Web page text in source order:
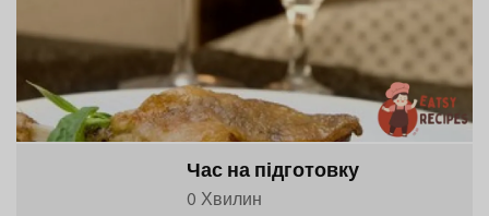
Час на підготовку
0 Хвилин